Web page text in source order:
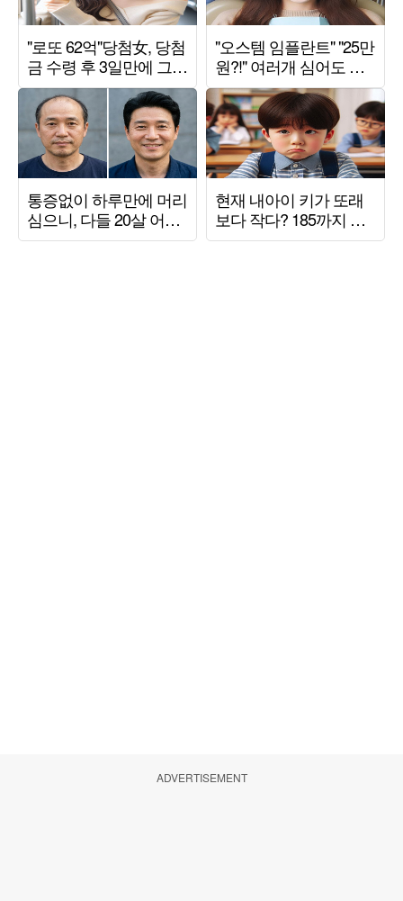
ADVERTISEMENT